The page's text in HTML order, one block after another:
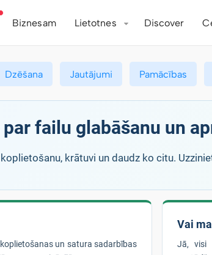
Biznesam Lietotnes Discover
Dzēšana Jautājumi Pamācības
failu glabāšanu un
krātuvi un daudz ko citu.
un satura sadarbības
Vai
Jā, visi